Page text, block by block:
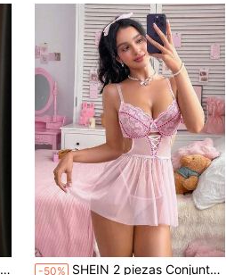
-50% SHEIN 2 piezas Conjunto de camisón sexy para mujer, incluye camisón de satén con moño y tanga